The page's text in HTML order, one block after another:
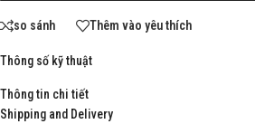
so sánh Thêm vào yêu thích
Thông số kỹ thuật
Thông tin chi tiết
Shipping and Delivery